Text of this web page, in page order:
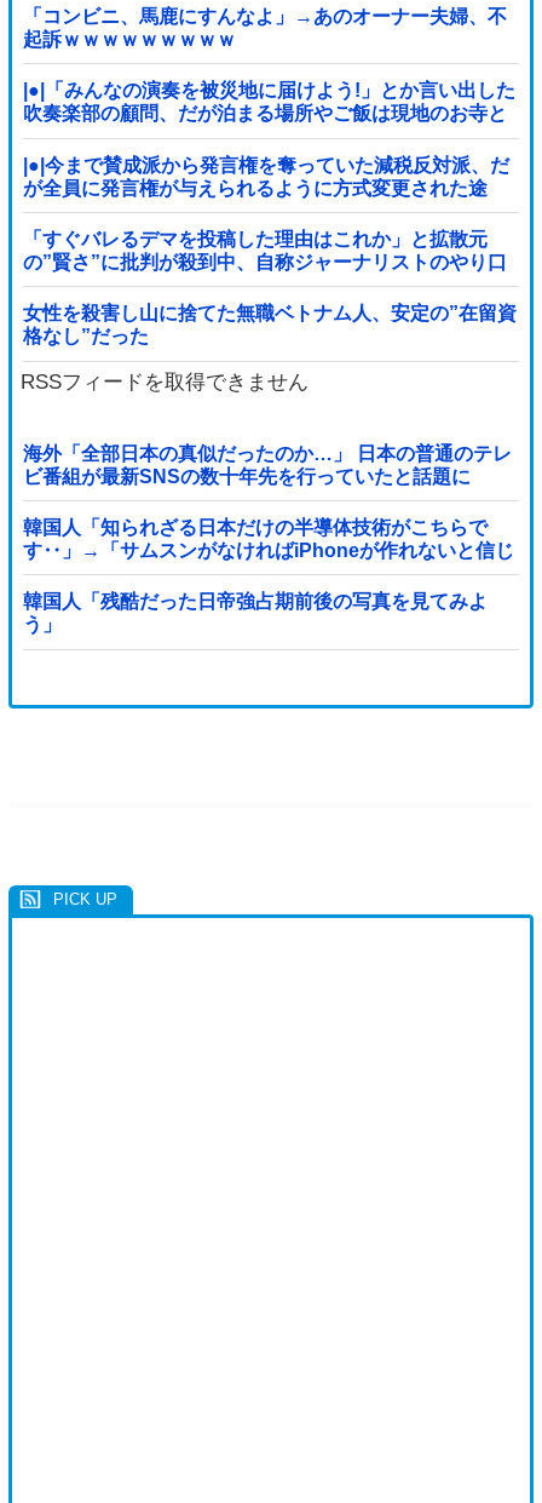
「コンビニ、馬鹿にすんなよ」→あのオーナー夫婦、不
起訴ｗｗｗｗｗｗｗｗｗ
|●|「みんなの演奏を被災地に届けよう!」とか言い出した
吹奏楽部の顧問、だが泊まる場所やご飯は現地のお寺と
かホテルとか……
|●|今まで賛成派から発言権を奪っていた減税反対派、だ
が全員に発言権が与えられるように方式変更された途
端……
「すぐバレるデマを投稿した理由はこれか」と拡散元
の”賢さ”に批判が殺到中、自称ジャーナリストのやり口
というのが……
女性を殺害し山に捨てた無職ベトナム人、安定の”在留資
格なし”だった
RSSフィードを取得できません
海外「全部日本の真似だったのか…」 日本の普通のテレ
ビ番組が最新SNSの数十年先を行っていたと話題に
韓国人「知られざる日本だけの半導体技術がこちらで
す‥」→「サムスンがなければiPhoneが作れないと信じ
ていたのに‥」
韓国人「残酷だった日帝強占期前後の写真を見てみよ
う」